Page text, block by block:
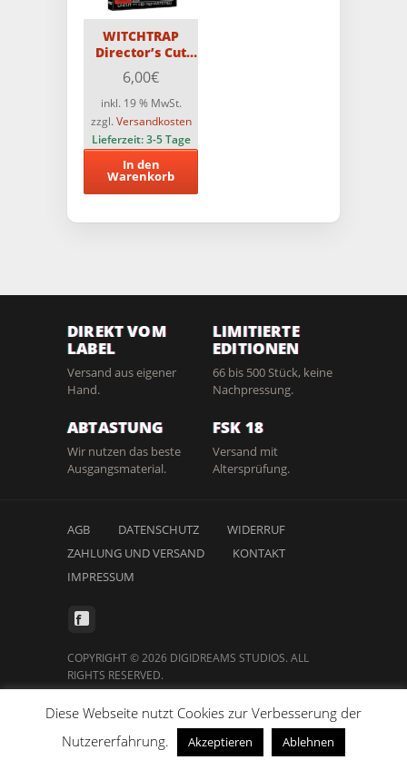
WITCHTRAP
Director’s Cut
CCC DVD
6,00€
inkl. 19 % MwSt.
zzgl. Versandkosten
Lieferzeit:3-5 Tage
In den
Warenkorb
DIREKT VOM
LABEL
Versand aus eigener
Hand.
LIMITIERTE
EDITIONEN
66 bis 500 Stück, keine
Nachpressung.
ABTASTUNG
Wir nutzen das beste
Ausgangsmaterial.
FSK 18
Versand mit
Altersprüfung.
AGB DATENSCHUTZ
WIDERRUF
ZAHLUNG UND VERSAND
KONTAKT
IMPRESSUM
COPYRIGHT © 2026 DIGIDREAMS STUDIOS. ALL
RIGHTS RESERVED.
Vertrag widerrufen
Diese Webseite nutzt Cookies zur Verbesserung der
Nutzererfahrung.
Akzeptieren Ablehnen